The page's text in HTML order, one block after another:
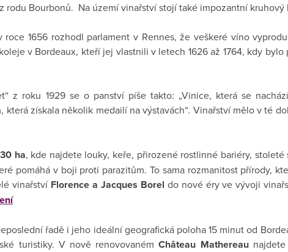
Bourbonů. Na území vinařství stojí také impozantní kruhový
1656 rozhodl parlament v Rennes, že veškeré víno
v Bordeaux, kteří jej vlastnili v letech 1626 až 1764, kdy bylo
z roku 1929 se o panství píše takto: „Vinice, která se
, která získala několik medailí na výstavách“. Vinařství mělo v té
ha, kde najdete louky, keře, přirozené rostlinné bariéry, stoleté
pomáhá v boji proti parazitům. To sama rozmanitost přírody,
vinařství Florence a Jacques Borel do nové éry ve vývoji
řadě i jeho ideální geografická poloha 15 minut od
turistiky. V nově renovovanémChâteau Mathereaunajdete